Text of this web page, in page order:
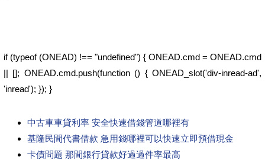
if (typeof (ONEAD) !== "undefined") { ONEAD.cmd = ONEAD.cmd
|| []; ONEAD.cmd.push(function () { ONEAD_slot('div-inread-ad',
'inread'); }); }
中古車車貸利率 安全快速借錢管道哪裡有
基隆民間代書借款 急用錢哪裡可以快速立即預借現金
卡債問題 那間銀行貸款好過過件率最高